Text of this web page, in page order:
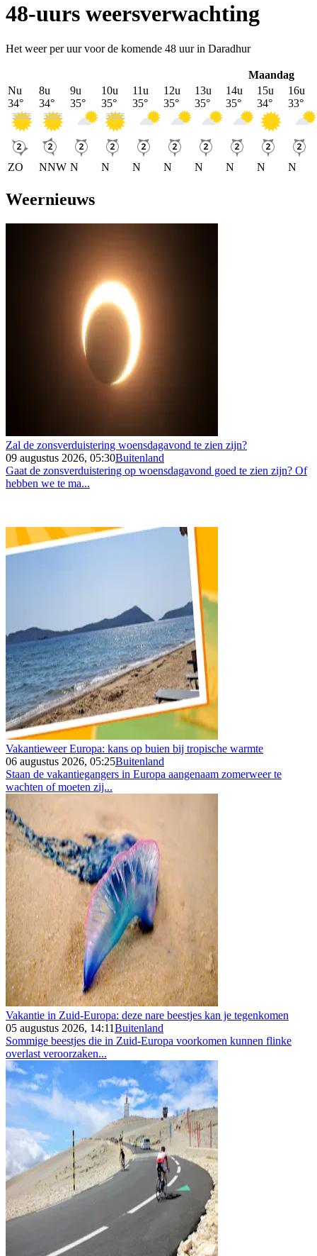
48-uurs weersverwachting
Het weer per uur voor de komende 48 uur in Daradhur
Maandag
Nu
34°
ZO
8u
34°
NNW
9u
35°
N
10u
35°
N
11u
35°
N
12u
35°
N
13u
35°
N
14u
35°
N
15u
34°
N
16u
33°
N
Weernieuws
Zal de zonsverduistering woensdagavond te zien zijn?
09 augustus 2026, 05:30Buitenland
Gaat de zonsverduistering op woensdagavond goed te zien zijn? Of
hebben we te ma...
Vakantieweer Europa: kans op buien bij tropische warmte
06 augustus 2026, 05:25Buitenland
Staan de vakantiegangers in Europa aangenaam zomerweer te
wachten of moeten zij...
Vakantie in Zuid-Europa: deze nare beestjes kan je tegenkomen
05 augustus 2026, 14:11Buitenland
Sommige beestjes die in Zuid-Europa voorkomen kunnen flinke
overlast veroorzaken...